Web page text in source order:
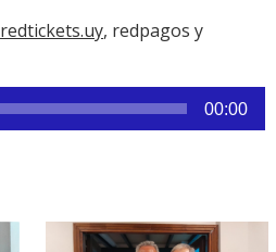
redtickets.uy, redpagos y
00:00